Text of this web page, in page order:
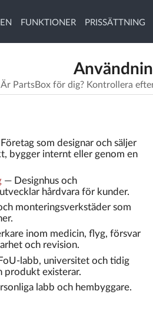
FUNKTIONER PRISSÄTTNING
Är PartsBox för dig? Kontrollera
Företag som designar och säljer
bygger internt eller genom en
— Designhus och
hårdvara för kunder.
monteringsverkstäder som
inom medicin, flyg, försvar
och revision.
FoU-labb, universitet och tidig
produkt existerar.
labb och hembyggare.